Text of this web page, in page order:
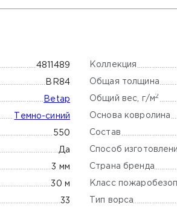
4811489
BR84
Betap
Темно-синий
550
Да
3 мм
30 м
33
Коллекция
Общая толщина
Общий вес, г/м 2
Основа ковролина
Состав
Способ
Страна бренда
Класс
Тип ворса